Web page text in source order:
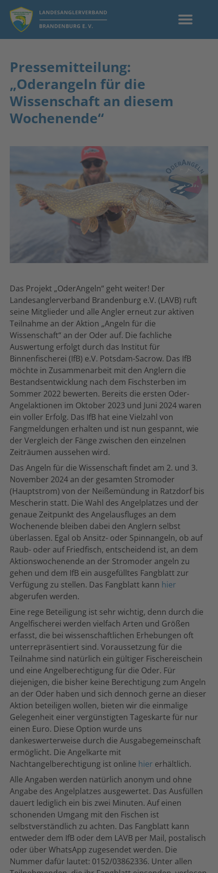
Pressemitteilung:
„Oderangeln für die
Wissenschaft an diesem
Wochenende“
Das Projekt „OderAngeln“ geht weiter! Der
Landesanglerverband Brandenburg e.V. (LAVB) ruft
seine Mitglieder und alle Angler erneut zur aktiven
Teilnahme an der Aktion „Angeln für die
Wissenschaft“ an der Oder auf. Die fachliche
Auswertung erfolgt durch das Institut für
Binnenfischerei (IfB) e.V. Potsdam-Sacrow. Das IfB
möchte in Zusammenarbeit mit den Anglern die
Bestandsentwicklung nach dem Fischsterben im
Sommer 2022 bewerten. Bereits die ersten Oder-
Angelaktionen im Oktober 2023 und Juni 2024 waren
ein voller Erfolg. Das IfB hat eine Vielzahl von
Fangmeldungen erhalten und ist nun gespannt, wie
der Vergleich der Fänge zwischen den einzelnen
Zeiträumen aussehen wird.
Das Angeln für die Wissenschaft findet am 2. und 3.
November 2024 an der gesamten Stromoder
(Hauptstrom) von der Neißemündung in Ratzdorf bis
Mescherin statt. Die Wahl des Angelplatzes und der
genaue Zeitpunkt des Angelausfluges an dem
Wochenende bleiben dabei den Anglern selbst
überlassen. Egal ob Ansitz- oder Spinnangeln, ob auf
Raub- oder auf Friedfisch, entscheidend ist, an dem
Aktionswochenende an der Stromoder angeln zu
gehen und dem IfB ein ausgefülltes Fangblatt zur
Verfügung zu stellen. Das Fangblatt kann hier
abgerufen werden.
Eine rege Beteiligung ist sehr wichtig, denn durch die
Angelfischerei werden vielfach Arten und Größen
erfasst, die bei wissenschaftlichen Erhebungen oft
unterrepräsentiert sind. Voraussetzung für die
Teilnahme sind natürlich ein gültiger Fischereischein
und eine Angelberechtigung für die Oder. Für
diejenigen, die bisher keine Berechtigung zum Angeln
an der Oder haben und sich dennoch gerne an dieser
Aktion beteiligen wollen, bieten wir die einmalige
Gelegenheit einer vergünstigten Tageskarte für nur
einen Euro. Diese Option wurde uns
dankeswerterweise durch die Ausgabegemeinschaft
ermöglicht. Die Angelkarte mit
Nachtangelberechtigung ist online hier erhältlich.
Alle Angaben werden natürlich anonym und ohne
Angabe des Angelplatzes ausgewertet. Das Ausfüllen
dauert lediglich ein bis zwei Minuten. Auf einen
schonenden Umgang mit den Fischen ist
selbstverständlich zu achten. Das Fangblatt kann
entweder dem IfB oder dem LAVB per Mail, postalisch
oder über WhatsApp zugesendet werden. Die
Nummer dafür lautet: 0152/03862336. Unter allen